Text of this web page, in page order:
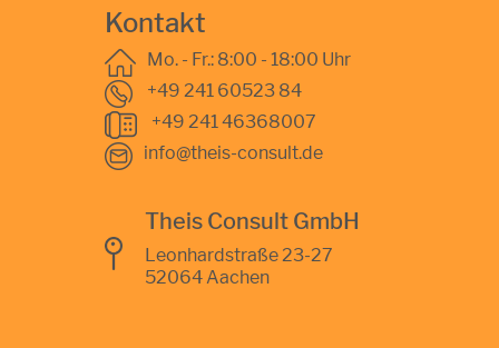
Kontakt
Mo. - Fr.: 8:00 - 18:00 Uhr
+49 241 60523 84
+49 241 46368007
info@theis-consult.de
Theis Consult GmbH
Leonhardstraße 23-27
52064 Aachen